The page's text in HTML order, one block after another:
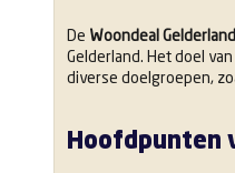
De Woondeal Gelderland
Gelderland. Het doel
diverse doelgroepen,
Hoofdpunten